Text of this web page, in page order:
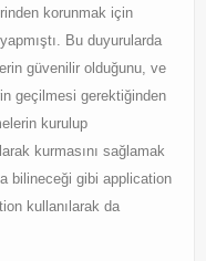
korunmak için
Bu duyurularda
güvenilir olduğunu, ve
geçilmesi gerektiğinden
kurulup
kurmasını sağlamak
bilineceği gibi application
kullanılarak da